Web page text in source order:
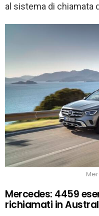
al sistema di chiamata
Mercedes: 4459
richiamati in